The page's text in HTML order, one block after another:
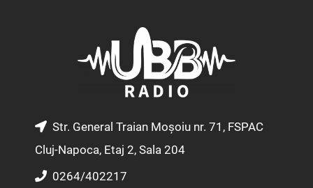
m
o
k
e
Str. General Traian Moșoiu nr. 71, FSPAC
Cluj-Napoca, Etaj 2, Sala 204
0264/402217